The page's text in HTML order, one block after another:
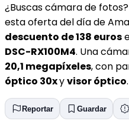
¿Buscas cámara de
esta oferta del día de
descuento de 138 euros
DSC-RX100M4. Una
20,1 megapíxeles, con
óptico 30xyvisor óptico.
Reportar Guardar